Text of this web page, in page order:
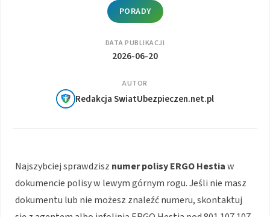
PORADY
DATA PUBLIKACJI
2026-06-20
AUTOR
Redakcja SwiatUbezpieczen.net.pl
Najszybciej sprawdzisz numer polisy ERGO Hestiaw
dokumencie polisy w lewym górnym rogu. Jeśli nie masz
dokumentu lub nie możesz znaleźć numeru, skontaktuj